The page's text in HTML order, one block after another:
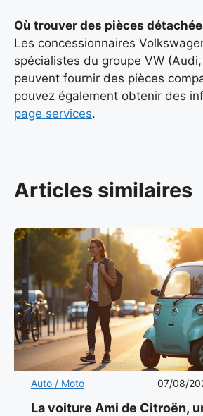
Où trouver des pièces
Les concessionnaires
spécialistes du groupe VW
peuvent fournir des pièces
pouvez également obtenir des
page services.
Articles similaires
Auto / Moto 07/08/
La voiture Ami de Citroën,